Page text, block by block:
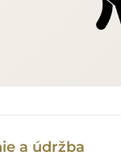
a údržba